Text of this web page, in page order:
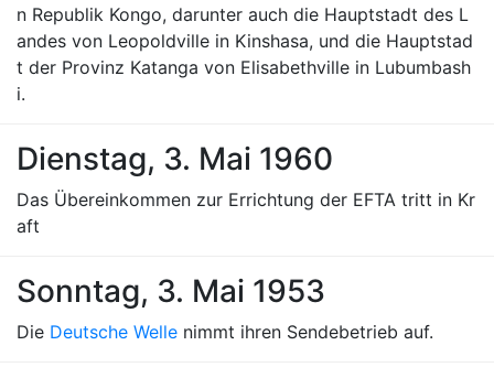
n Republik Kongo, darunter auch die Hauptstadt des L
andes von Leopoldville in Kinshasa, und die Hauptstad
t der Provinz Katanga von Elisabethville in Lubumbash
i.
Dienstag, 3. Mai 1960
Das Übereinkommen zur Errichtung der EFTA tritt in Kr
aft
Sonntag, 3. Mai 1953
Die Deutsche Welle nimmt ihren Sendebetrieb auf.